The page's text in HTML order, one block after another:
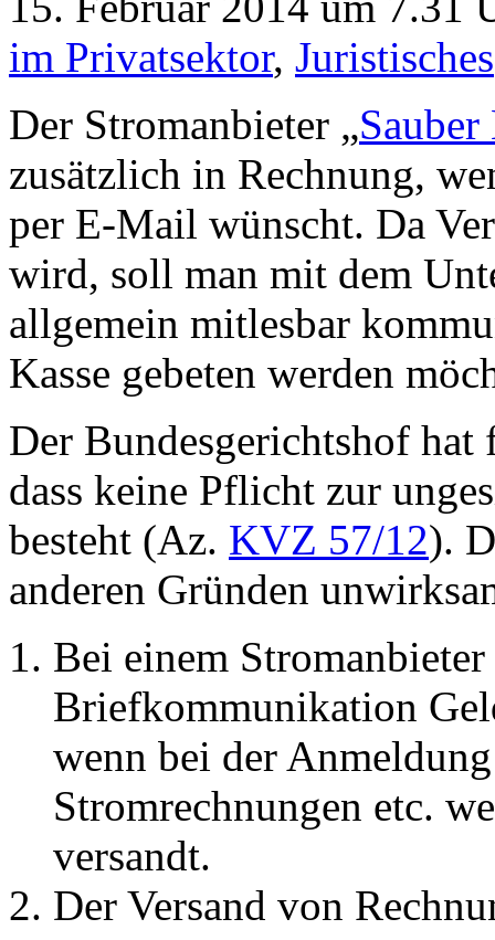
im Privatsektor, Juristisches
Der Stromanbieter „Sauber
zusätzlich in Rechnung,
per E-Mail wünscht. Da
wird, soll man mit dem
allgemein mitlesbar
Kasse gebeten werden
Der Bundesgerichtshof hat
dass keine Pflicht zur
besteht (Az. KVZ 57/12).
anderen Gründen
Bei einem Stromanbieter
Briefkommunikation
wenn bei der
Stromrechnungen etc.
versandt.
Der Versand von